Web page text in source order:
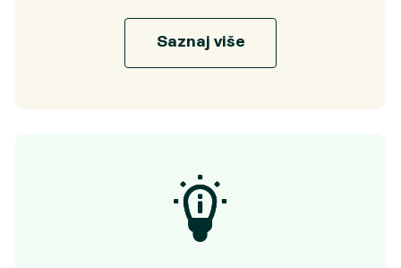
Saznaj više